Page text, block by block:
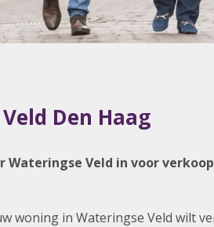
Den Haag
Veld in voor
woning in Wateringse Veld wilt